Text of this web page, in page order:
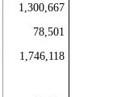
1,300,667
78,501
1,746,118